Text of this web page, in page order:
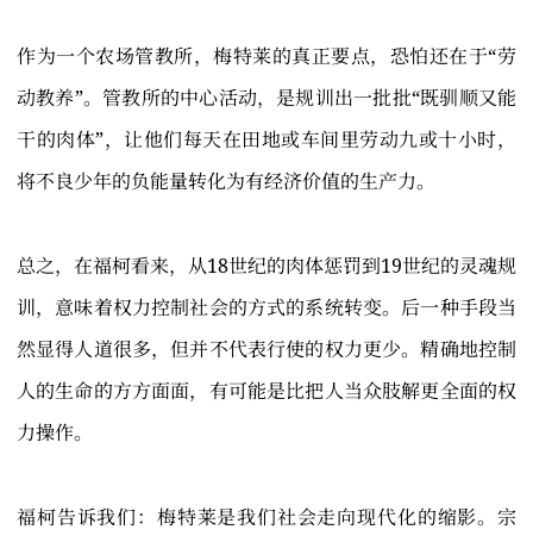
作为一个农场管教所，梅特莱的真正要点，恐怕还在于“劳
动教养”。管教所的中心活动，是规训出一批批“既驯顺又能
干的肉体”，让他们每天在田地或车间里劳动九或十小时，
将不良少年的负能量转化为有经济价值的生产力。
总之，在福柯看来，从18世纪的肉体惩罚到19世纪的灵魂规
训，意味着权力控制社会的方式的系统转变。后一种手段当
然显得人道很多，但并不代表行使的权力更少。精确地控制
人的生命的方方面面，有可能是比把人当众肢解更全面的权
力操作。
福柯告诉我们：梅特莱是我们社会走向现代化的缩影。宗